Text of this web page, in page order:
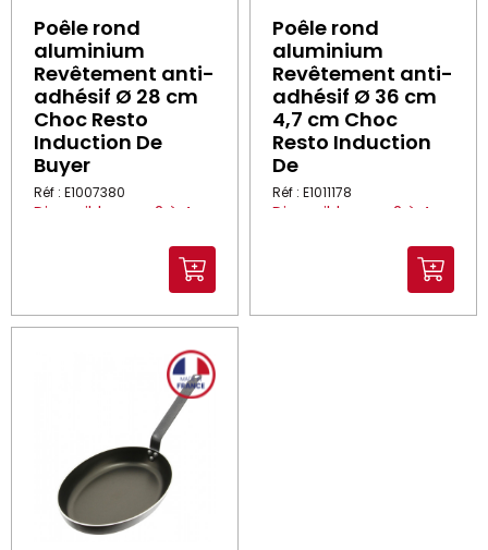
Poêle rond
aluminium
Revêtement anti-
adhésif Ø 28 cm
Choc Resto
Induction De
Buyer
Réf : E1007380
Disponible sous 2 à 4
Poêle rond
aluminium
Revêtement anti-
adhésif Ø 36 cm
4,7 cm Choc
Resto Induction
De
Réf : E1011178
Disponible sous 2 à 4